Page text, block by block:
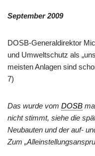
September 2009
DOSB-Generaldirektor
und Umweltschutz als
meisten Anlagen sind
7)
Das wurde vom DOSB
nicht stimmt, siehe die
Neubauten und der auf-
Zum